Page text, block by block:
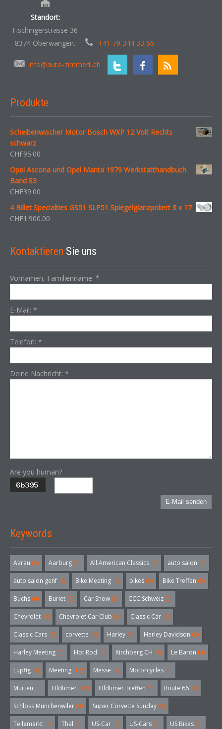
Standort:
Fischingerstrasse 36
8374 Oberwangen.
+41 79 344 33 66
info@auto-zimmerli.ch
Produkte
Scheibenwischer Motor Bosch WXP 12 Volt Rechts
schwarz
CHF95.00
Opel Ascona und Opel Manta 1979 Werkstatthandbuch
Band 83
CHF39.00
4 Billet Specialties GS51 SLP51 Spiegelglanzpoliert 8 x 17
CHF1'900.00
Kontaktieren Sie uns
Vornamen, Familienname: *
E-Mail: *
Telefon: *
Deine Nachricht: *
Are you human?
E-Mail senden
Keywords
Aarau (3) Aarburg (3) All American Classics (3) auto salon (3)
auto salon genf (3) Bike Meeting (4) bikes (5) Bike Treffen (5)
Buchs (4) Buriet (3) Car Show (3) CCC Schweiz (3)
Chevrolet (3) Chevrolet Car Club (3) Classic Car (3)
Classic Cars (3) corvette (6) Harley (7) Harley Davidson (3)
Harley Meeting (5) Hot Rod (4) Kirchberg CH (4) Le Baron (4)
Lupfig (3) Meeting (18) Messe (5) Motorcycles (4)
Murten (3) Oldtimer (32) Oldtimer Treffen (5) Route 66 (3)
Schloss Münchenwiler (3) Super Corvette Sunday (5)
Teilemarkt (4) Thal (3) US-Car (6) US-Cars (7) US Bikes (5)